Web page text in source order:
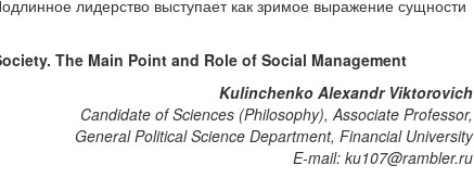
лидерство выступает как зримое выражение сущности
The Main Point and Role of Social Management
Kulinchenko Alexandr Viktorovich
Candidate of Sciences (Philosophy), Associate Professor,
General Political Science Department, Financial University
E-mail: ku107@rambler.ru